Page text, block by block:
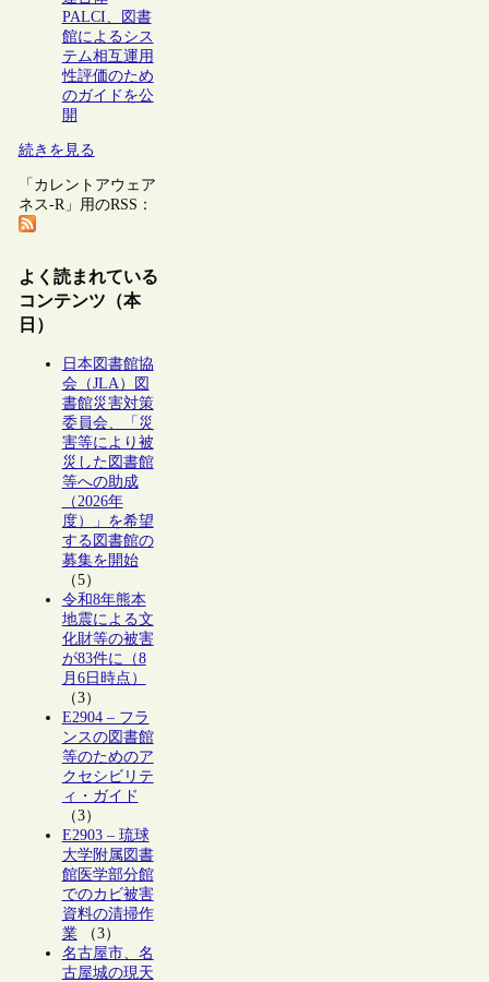
PALCI、図書
館によるシス
テム相互運用
性評価のため
のガイドを公
開
続きを見る
「カレントアウェア
ネス-R」用のRSS：
よく読まれている
コンテンツ（本
日）
日本図書館協
会（JLA）図
書館災害対策
委員会、「災
害等により被
災した図書館
等への助成
（2026年
度）」を希望
する図書館の
募集を開始
（5）
令和8年熊本
地震による文
化財等の被害
が83件に（8
月6日時点）
（3）
E2904 – フラ
ンスの図書館
等のためのア
クセシビリテ
ィ・ガイド
（3）
E2903 – 琉球
大学附属図書
館医学部分館
でのカビ被害
資料の清掃作
業（3）
名古屋市、名
古屋城の現天